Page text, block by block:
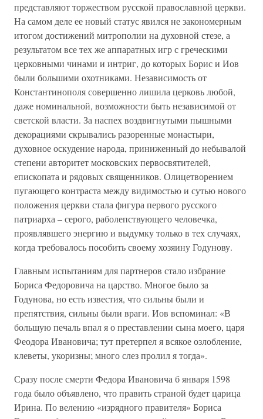
представляют торжеством русской православной церкви.
На самом деле ее новый статус явился не закономерным
итогом достижений митрополии на духовной стезе, а
результатом все тех же аппаратных игр с греческими
церковными чинами и интриг, до которых Борис и Иов
были большими охотниками. Независимость от
Константинополя совершенно лишила церковь любой,
даже номинальной, возможности быть независимой от
светской власти. За наспех воздвигнутыми пышными
декорациями скрывались разоренные монастыри,
духовное оскудение народа, приниженный до небывалой
степени авторитет московских первосвятителей,
епископата и рядовых священников. Олицетворением
пугающего контраста между видимостью и сутью нового
положения церкви стала фигура первого русского
патриарха – серого, раболепствующего человечка,
проявлявшего энергию и выдумку только в тех случаях,
когда требовалось пособить своему хозяину Годунову.
Главным испытаниям для партнеров стало избрание
Бориса Федоровича на царство. Многое было за
Годунова, но есть известия, что сильны были и
препятствия, сильны были враги. Иов вспоминал: «В
большую печаль впал я о преставлении сына моего, царя
Феодора Ивановича; тут претерпел я всякое озлобление,
клеветы, укоризны; много слез пролил я тогда».
Сразу после смерти Федора Ивановича б января 1598
года было объявлено, что править страной будет царица
Ирина. По велению «изрядного правителя» Бориса